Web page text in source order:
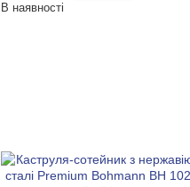
В наявності